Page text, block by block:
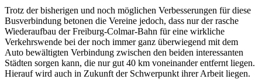
Trotz der bisherigen und noch möglichen Verbesserungen für diese
Busverbindung betonen die Vereine jedoch, dass nur der rasche
Wiederaufbau der Freiburg-Colmar-Bahn für eine wirkliche
Verkehrswende bei der noch immer ganz überwiegend mit dem
Auto bewältigten Verbindung zwischen den beiden interessanten
Städten sorgen kann, die nur gut 40 km voneinander entfernt liegen.
Hierauf wird auch in Zukunft der Schwerpunkt ihrer Arbeit liegen.